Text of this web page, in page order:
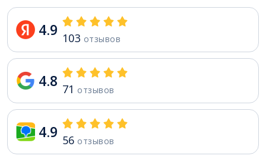
4.9 103 отзывов
4.8 71 отзывов
4.9 56 отзывов